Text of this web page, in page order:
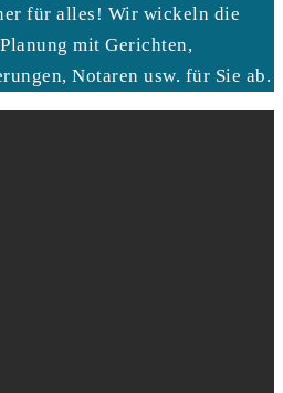
für alles! Wir wickeln die
mit Gerichten,
Notaren usw. für Sie ab.